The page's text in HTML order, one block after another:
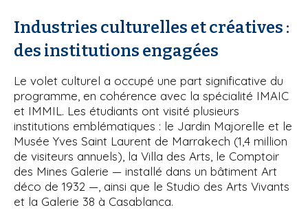
Industries culturelles et créatives :
des institutions engagées
Le volet culturel a occupé une part significative du
programme, en cohérence avec la spécialité IMAIC
et IMMIL. Les étudiants ont visité plusieurs
institutions emblématiques : le Jardin Majorelle et le
Musée Yves Saint Laurent de Marrakech (1,4 million
de visiteurs annuels), la Villa des Arts, le Comptoir
des Mines Galerie — installé dans un bâtiment Art
déco de 1932 —, ainsi que le Studio des Arts Vivants
et la Galerie 38 à Casablanca.